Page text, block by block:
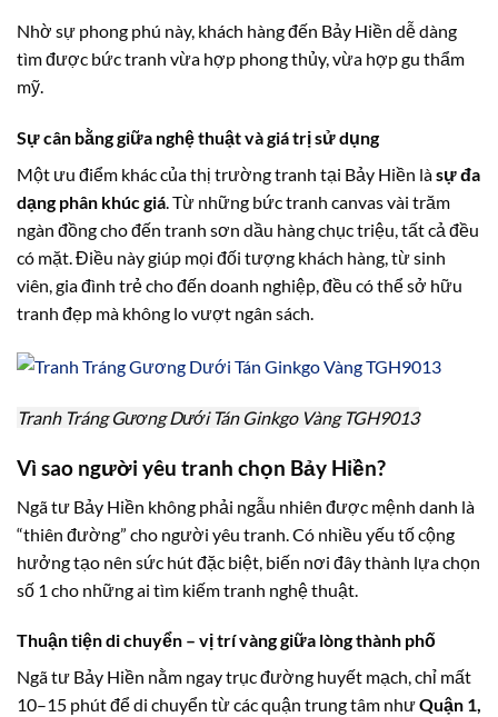
Nhờ sự phong phú này, khách hàng đến Bảy Hiền dễ dàng
tìm được bức tranh vừa hợp phong thủy, vừa hợp gu thẩm
mỹ.
Sự cân bằng giữa nghệ thuật và giá trị sử dụng
Một ưu điểm khác của thị trường tranh tại Bảy Hiền làsự đa
dạng phân khúc giá. Từ những bức tranh canvas vài trăm
ngàn đồng cho đến tranh sơn dầu hàng chục triệu, tất cả đều
có mặt. Điều này giúp mọi đối tượng khách hàng, từ sinh
viên, gia đình trẻ cho đến doanh nghiệp, đều có thể sở hữu
tranh đẹp mà không lo vượt ngân sách.
Tranh Tráng Gương Dưới Tán Ginkgo Vàng TGH9013
Vì sao người yêu tranh chọn Bảy Hiền?
Ngã tư Bảy Hiền không phải ngẫu nhiên được mệnh danh là
“thiên đường” cho người yêu tranh. Có nhiều yếu tố cộng
hưởng tạo nên sức hút đặc biệt, biến nơi đây thành lựa chọn
số 1 cho những ai tìm kiếm tranh nghệ thuật.
Thuận tiện di chuyển – vị trí vàng giữa lòng thành phố
Ngã tư Bảy Hiền nằm ngay trục đường huyết mạch, chỉ mất
10–15 phút để di chuyển từ các quận trung tâm nhưQuận 1,